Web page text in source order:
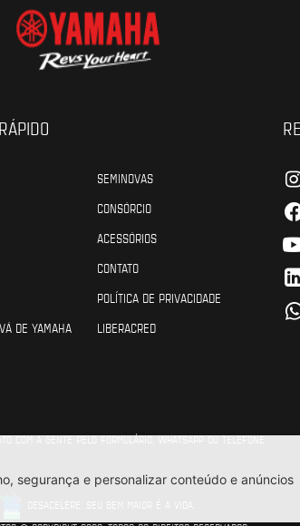
SEMINOVAS
CONSÓRCIO
ACESSÓRIOS
CONTATO
POLÍTICA DE PRIVACIDADE
DE YAMAHA
LIBERACRED
COM A GENTE PELO FORMULÁRIO, WHATSAPP OU TELEFONE.